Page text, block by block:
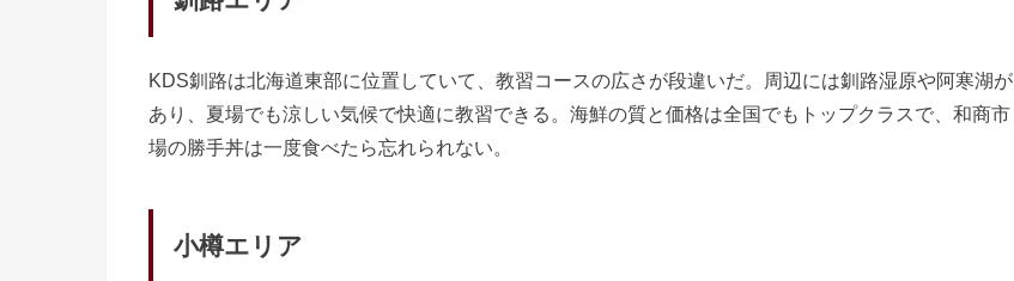
KDS釧路は北海道東部に位置していて、教習コースの広さが段違いだ。周辺には釧路湿原や阿寒湖が
あり、夏場でも涼しい気候で快適に教習できる。海鮮の質と価格は全国でもトップクラスで、和商市
場の勝手丼は一度食べたら忘れられない。
小樽エリア